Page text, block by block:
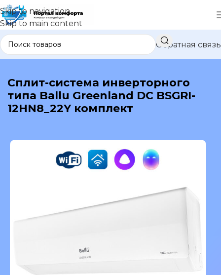
Skip to navigation
Skip to main content
Обратная связь
В каталог
Сплит-система инверторного
типа Ballu Greenland DC BSGRI-
12HN8_22Y комплект